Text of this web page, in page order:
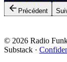
Précédent
© 2026 Radio
Substack ·